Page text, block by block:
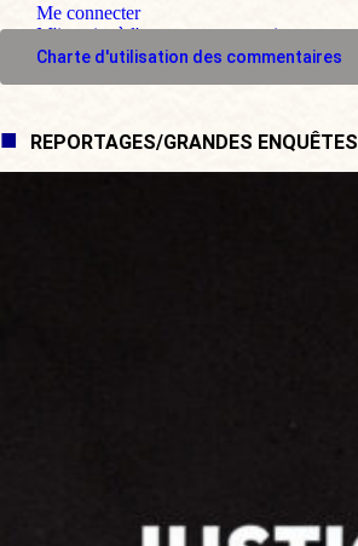
Me connecter
M'inscrire à l'espace commentaire
Charte d'utilisation des commentaires
REPORTAGES/GRANDES ENQUÊTES